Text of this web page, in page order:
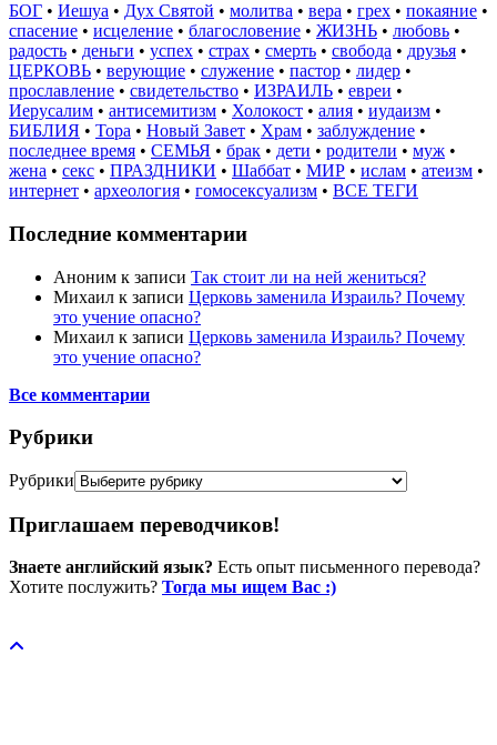
БОГ • Иешуа • Дух Святой • молитва • вера • грех • покаяние •
спасение • исцеление • благословение • ЖИЗНЬ • любовь •
радость • деньги • успех • страх • смерть • свобода • друзья •
ЦЕРКОВЬ • верующие • служение • пастор • лидер •
прославление • свидетельство • ИЗРАИЛЬ • евреи •
Иерусалим • антисемитизм • Холокост • алия • иудаизм •
БИБЛИЯ • Тора • Новый Завет • Храм • заблуждение •
последнее время • СЕМЬЯ • брак • дети • родители • муж •
жена • секс • ПРАЗДНИКИ • Шаббат • МИР • ислам • атеизм •
интернет • археология • гомосексуализм • ВСЕ ТЕГИ
Последние комментарии
Аноним к записи Так стоит ли на ней жениться?
Михаил к записи Церковь заменила Израиль? Почему
это учение опасно?
Михаил к записи Церковь заменила Израиль? Почему
это учение опасно?
Все комментарии
Рубрики
Рубрики
Приглашаем переводчиков!
Знаете английский язык? Есть опыт письменного перевода?
Хотите послужить? Тогда мы ищем Вас :)